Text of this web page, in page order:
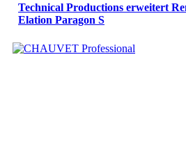
Technical Productions erweitert
Elation Paragon S